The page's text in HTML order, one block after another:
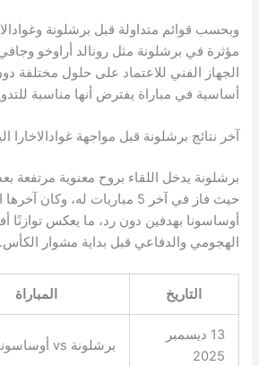
وبحسب قوائم متداولة قبل برشلونة
مؤثرة في برشلونة مثل رونالد أراوخو
الجهاز الفني للاعتماد على حلول مختلفة
أساسية في مباراة يفترض أنها مناسبة
آخر نتائج برشلونة قبل مواجهة غوادالاخارا
برشلونة يدخل اللقاء بروح معنوية مرتفعة
حيث فاز في آخر 5 مباريات له، وكان
أوساسونا بهدفين دون رد، ما يعكس توازنًا
الهجومي والدفاعي قبل بداية مشوار الكأس.
التاريخ المباراة
13 ديسمبر
2025
برشلونة vs أوساسونا